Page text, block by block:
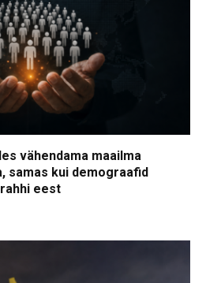
vähendama maailma
samas kui demograafid
eest